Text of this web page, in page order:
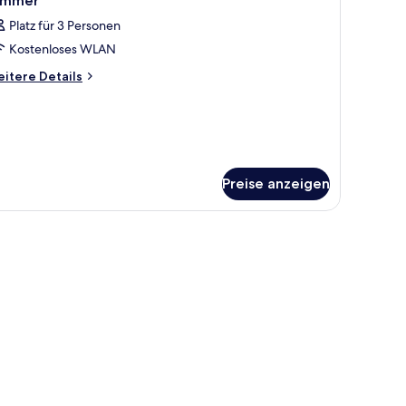
Platz für 3 Personen
Kostenloses WLAN
Details
Preise anzeigen